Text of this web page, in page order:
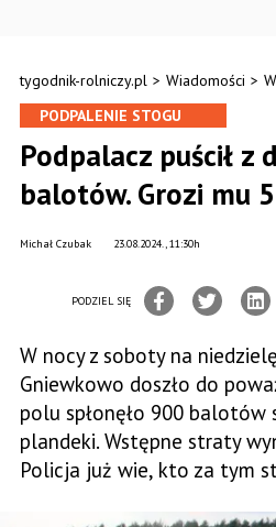
tygodnik-rolniczy.pl > Wiadomości >
PODPALENIE STOGU
Podpalacz puścił z
balotów. Grozi mu
23.08.2024., 11:30h
Michał Czubak
PODZIEL SIĘ
W nocy z soboty na
Gniewkowo doszło do
polu spłonęło 900 balotów
plandeki. Wstępne straty
Policja już wie, kto za tym